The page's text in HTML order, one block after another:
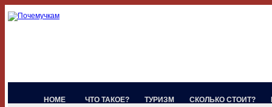
HOME ЧТО ТАКОЕ? ТУРИЗМ СКОЛЬКО СТОИТ?